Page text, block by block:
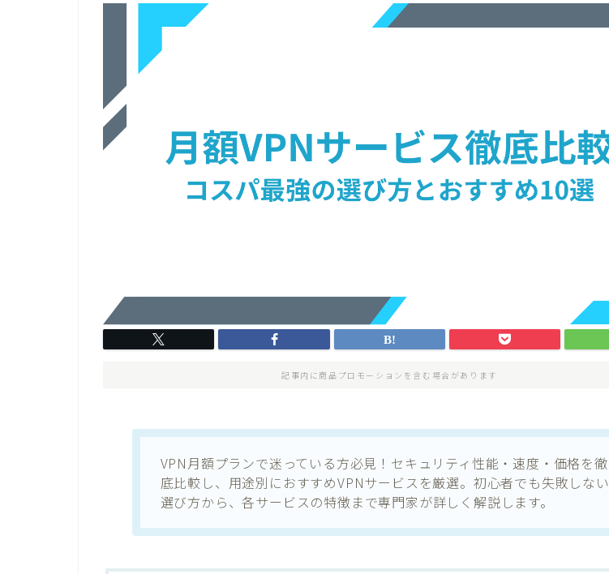
記事内に商品プロモーションを含む場合があります
VPN月額プランで迷っている方必見！セキュリティ性能・速度・価格を徹
底比較し、用途別におすすめVPNサービスを厳選。初心者でも失敗しない
選び方から、各サービスの特徴まで専門家が詳しく解説します。